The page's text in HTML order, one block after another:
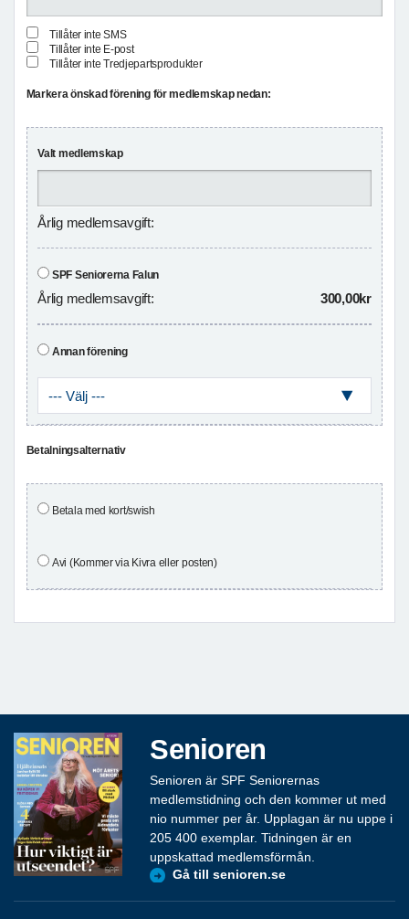
Tillåter inte SMS
Tillåter inte E-post
Tillåter inte Tredjepartsprodukter
Markera önskad förening för medlemskap nedan:
Valt medlemskap
Årlig medlemsavgift:
SPF Seniorerna Falun
Årlig medlemsavgift: 300,00kr
Annan förening
Betalningsalternativ
Betala med kort/swish
Avi (Kommer via Kivra eller posten)
Senioren
Senioren är SPF Seniorernas
medlemstidning och den kommer ut med
nio nummer per år. Upplagan är nu uppe i
205 400 exemplar. Tidningen är en
uppskattad medlemsförmån.
Gå till senioren.se